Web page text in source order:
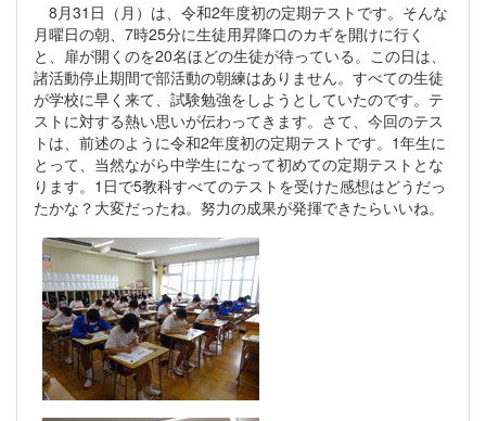
8月31日（月）は、令和2年度初の定期テストです。そんな
月曜日の朝、7時25分に生徒用昇降口のカギを開けに行く
と、扉が開くのを20名ほどの生徒が待っている。この日は、
諸活動停止期間で部活動の朝練はありません。すべての生徒
が学校に早く来て、試験勉強をしようとしていたのです。テ
ストに対する熱い思いが伝わってきます。さて、今回のテス
トは、前述のように令和2年度初の定期テストです。1年生に
とって、当然ながら中学生になって初めての定期テストとな
ります。1日で5教科すべてのテストを受けた感想はどうだっ
たかな？大変だったね。努力の成果が発揮できたらいいね。